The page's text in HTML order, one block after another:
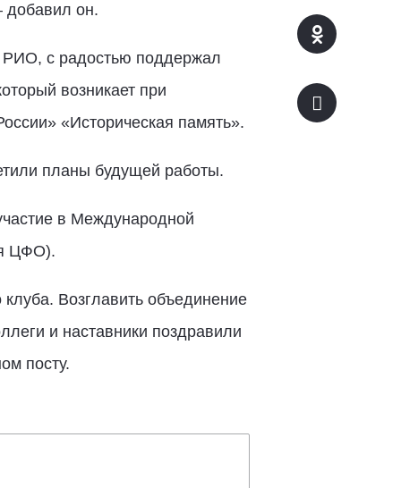
добавил он.
РИО, с радостью поддержал
возникает при
«Историческая память».
планы будущей работы.
в Международной
ЦФО).
Возглавить объединение
и наставники поздравили
посту.